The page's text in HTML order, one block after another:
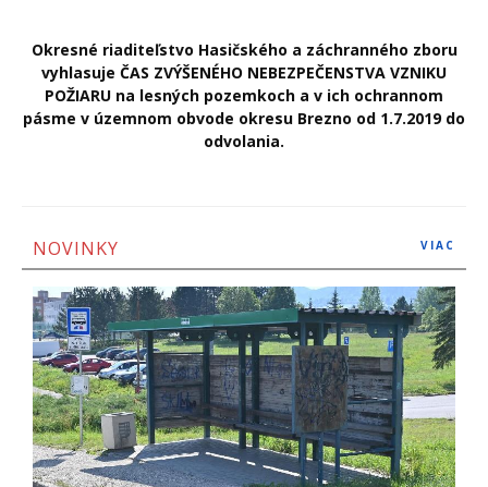
Okresné riaditeľstvo Hasičského a záchranného zboru
vyhlasuje ČAS ZVÝŠENÉHO NEBEZPEČENSTVA VZNIKU
POŽIARU na lesných pozemkoch a v ich ochrannom
pásme v územnom obvode okresu Brezno od 1.7.2019 do
odvolania.
NOVINKY VIAC